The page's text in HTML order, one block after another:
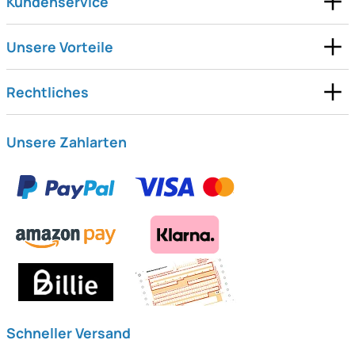
Unsere Vorteile
Rechtliches
Unsere Zahlarten
Schneller Versand